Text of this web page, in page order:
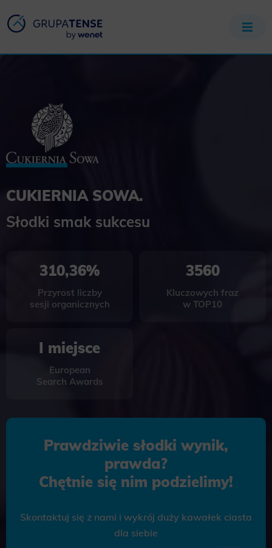
CUKIERNIA SOWA.
Słodki smak sukcesu
310,36%
Przyrost liczby
sesji organicznych
3560
Kluczowych fraz
w TOP10
I miejsce
European
Search Awards
Prawdziwie słodki wynik,
prawda?
Chętnie się nim podzielimy!
Skontaktuj się z nami i wykrój duży kawałek ciasta
dla siebie